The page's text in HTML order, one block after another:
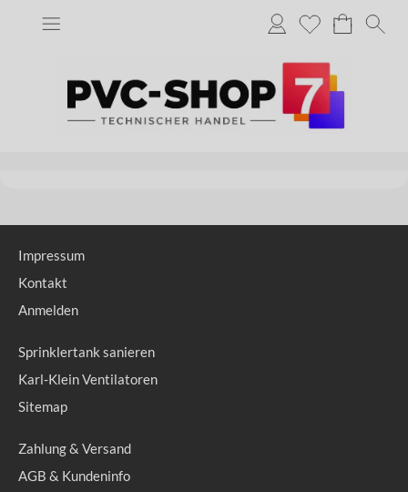
Impressum
Kontakt
Anmelden
Sprinklertank sanieren
Karl-Klein Ventilatoren
Sitemap
Zahlung & Versand
AGB & Kundeninfo